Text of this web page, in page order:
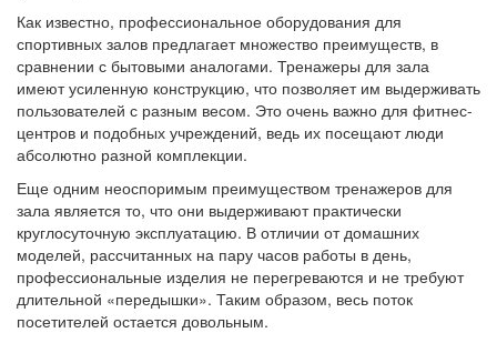
спортивное оборудование для любых залов. У нас вы можете
купить всё: от гантелей до суперсовременных эллиптических
тренажеров.
Как известно, профессиональное оборудования для
спортивных залов предлагает множество преимуществ, в
сравнении с бытовыми аналогами. Тренажеры для зала
пользователей с разным весом. Это очень важно для фитнес-
центров и подобных учреждений, ведь их посещают люди
абсолютно разной комплекции.
Еще одним неоспоримым преимуществом тренажеров для
зала является то, что они выдерживают практически
круглосуточную эксплуатацию. В отличии от домашних